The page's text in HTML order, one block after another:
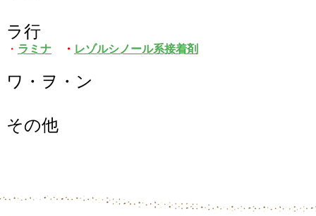
ラ行
・ ラミナ ・ レゾルシノール系接着剤
ワ・ヲ・ン
その他